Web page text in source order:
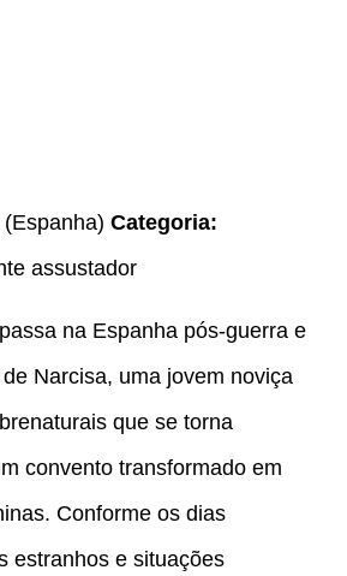
Categoria:
assustador
na Espanha pós-guerra e
Narcisa, uma jovem noviça
que se torna
convento transformado em
Conforme os dias
estranhos e situações